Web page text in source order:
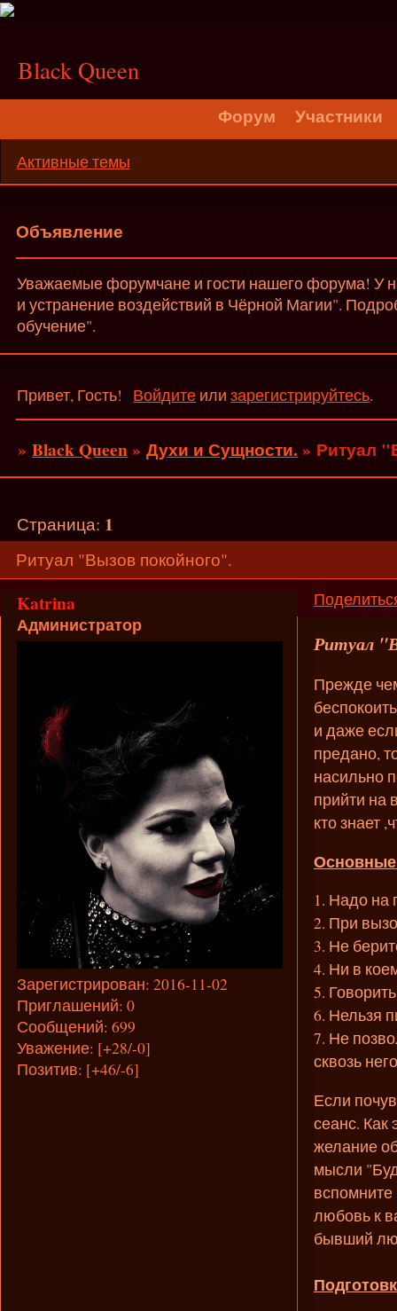
Black Queen
Форум Участники
Активные темы
Объявление
Уважаемые форумчане и гости нашего форума! У
и устранение воздействий в Чёрной Магии".
обучение".
Привет, Гость! Войдите илизарегистрируйтесь.
»Black Queen»Духи и Сущности. » Ритуал
Ритуал "Вызов покойного".
Страница: 1
Katrina
Администратор
Зарегистрирован: 2016-11-02
Приглашений: 0
Сообщений: 699
Уважение: [+28/-0]
Позитив: [+46/-6]
Ритуал
Прежде
и даже
предано,
насильно
прийти на
кто знает
1. Надо на
2. При
3. Не
4. Ни в
5.
6. Нельзя
7. Не
сквозь
Если
сеанс. Как
желание
мысли
вспомните
любовь к
бывший